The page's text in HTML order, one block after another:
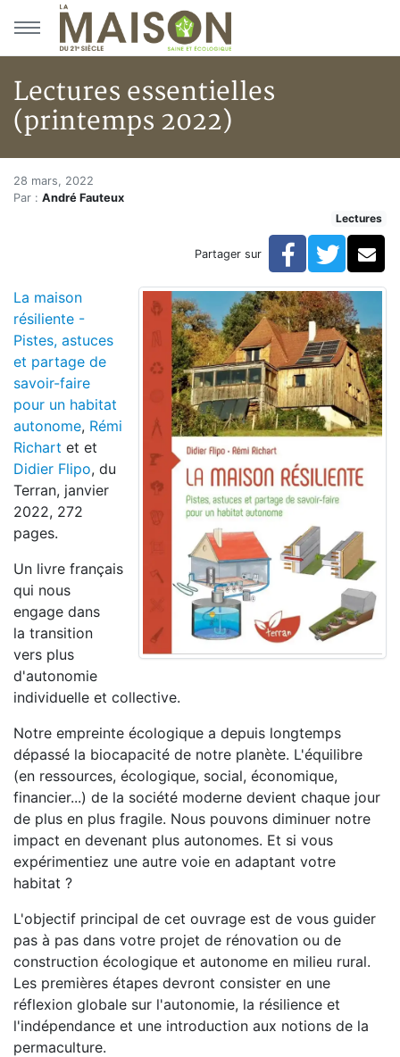
Aller au menu principal
Aller au contenu principal
Lectures essentielles
(printemps 2022)
Accueil
Articles
Développement personnel
Lectures essentielles (printemps 2022)
Lectures essentielles
28 mars, 2022
Par : André Fauteux
Lectures
Partager sur Facebook
La maison
résiliente -
Pistes, astuces
et partage de
savoir-faire
pour un habitat
autonome, Rémi
Richart et et
Didier Flipo, du
Terran, janvier
2022, 272
pages.
Un livre français
qui nous
engage dans
la transition
vers plus
d'autonomie
individuelle et collective.
Notre empreinte écologique a depuis longtemps
dépassé la biocapacité de notre planète. L'équilibre
(en ressources, écologique, social, économique,
financier...) de la société moderne devient chaque jour
de plus en plus fragile. Nous pouvons diminuer notre
impact en devenant plus autonomes. Et si vous
expérimentiez une autre voie en adaptant votre
habitat ?
L'objectif principal de cet ouvrage est de vous guider
pas à pas dans votre projet de rénovation ou de
construction écologique et autonome en milieu rural.
Les premières étapes devront consister en une
réflexion globale sur l'autonomie, la résilience et
l'indépendance et une introduction aux notions de la
permaculture.